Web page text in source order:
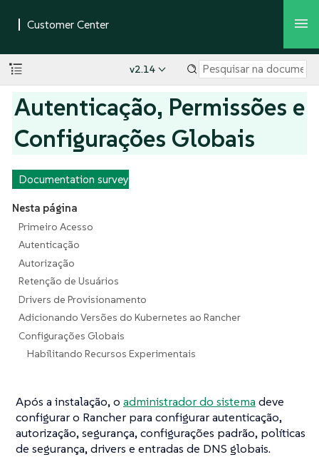
v2.14
Autenticação, Permissões e
Configurações Globais
Documentation survey
Nesta página
Primeiro Acesso
Autenticação
Autorização
Retenção de Usuários
Drivers de Provisionamento
Adicionando Versões do Kubernetes ao Rancher
Configurações Globais
Habilitando Recursos Experimentais
Após a instalação, o administrador do sistema deve
configurar o Rancher para configurar autenticação,
autorização, segurança, configurações padrão, políticas
de segurança, drivers e entradas de DNS globais.